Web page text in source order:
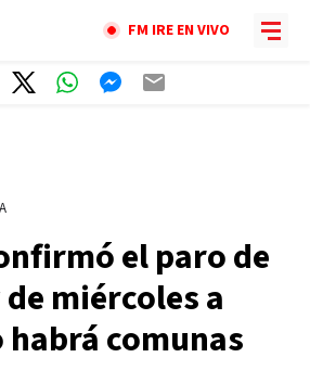
FM IRE EN VIVO
el paro de
miércoles a
comunas